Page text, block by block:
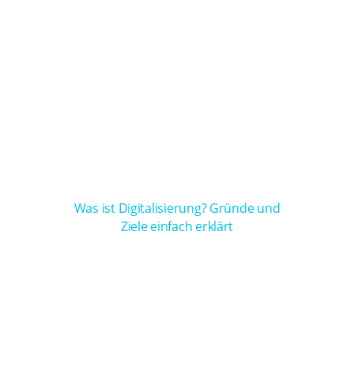
Was ist Digitalisierung? Gründe und
Ziele einfach erklärt